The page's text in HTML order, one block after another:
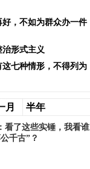
，不如为群众办一件
形式主义
七种情形，不得列为
月 半年
看了这些实锤，我看谁
千古”？